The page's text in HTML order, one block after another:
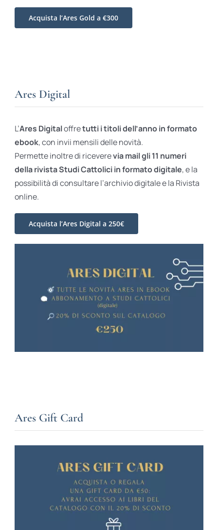
Acquista l’Ares Gold a €300
Ares Digital
L’Ares Digitaloffretutti i titoli dell’anno in formato
ebook, con invii mensili delle novità.
Permette inoltre di riceverevia mail gli 11 numeri
della rivista Studi Cattolici in formato digitale, e la
possibilità di consultare l’archivio digitale e la Rivista
online.
Acquista l’Ares Digital a 250€
Ares Gift Card